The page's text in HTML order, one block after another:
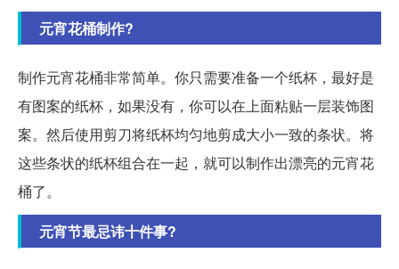
元宵花桶制作?
制作元宵花桶非常简单。你只需要准备一个纸杯，最好是
有图案的纸杯，如果没有，你可以在上面粘贴一层装饰图
案。然后使用剪刀将纸杯均匀地剪成大小一致的条状。将
这些条状的纸杯组合在一起，就可以制作出漂亮的元宵花
桶了。
元宵节最忌讳十件事?